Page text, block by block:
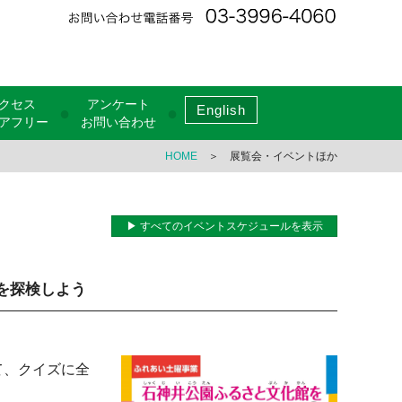
セス
フリー
アンケート
お問い合わせ
English
HOME ＞ 展覧会・イベントほか
▶ すべてのイベントスケジュールを表示
探検しよう
クイズに全